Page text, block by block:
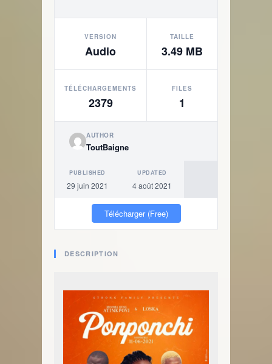
VERSION
Audio
TAILLE
3.49 MB
TÉLÉCHARGEMENTS
2379
FILES
1
AUTHOR
ToutBaigne
PUBLISHED
29 juin 2021
UPDATED
4 août 2021
Télécharger (Free)
DESCRIPTION